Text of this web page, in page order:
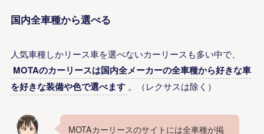
国内全車種から選べる
人気車種しかリース車を選べないカーリースも多い中で、
MOTAのカーリースは国内全メーカーの全車種から好きな車
を好きな装備や色で選べます 。（レクサスは除く）
MOTAカーリースのサイトには全車種が掲